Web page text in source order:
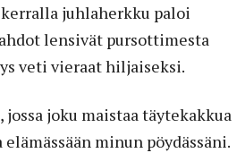
juhlaherkku paloi
lensivät pursottimesta
veti vieraat hiljaiseksi.
joku maistaa täytekakkua
minun pöydässäni.